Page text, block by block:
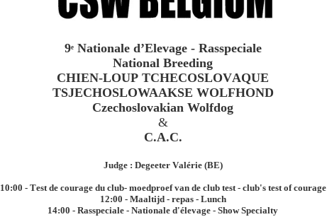
9eNationale d’Elevage - Rasspeciale
National Breeding
CHIEN-LOUP TCHECOSLOVAQUE
TSJECHOSLOWAAKSE WOLFHOND
Czechoslovakian Wolfdog
&
C.A.C.
Judge : Degeeter Valérie(BE)
10:00 - Test de courage du club- moedproef van de club test - club's test of courage
12:00 - Maaltijd - repas - Lunch
14:00 - Rasspeciale - Nationale d'élevage - Show Specialty